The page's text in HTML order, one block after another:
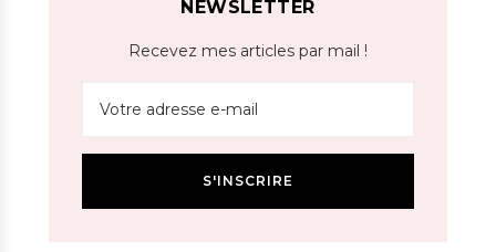
NEWSLETTER
Recevez mes articles par mail !